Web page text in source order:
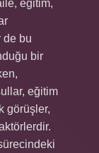
eğitim,
de bu
bir
eğitim
görüşler,